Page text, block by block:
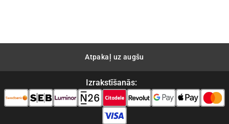
Atpakaļ uz augšu
Izrakstīšanās: